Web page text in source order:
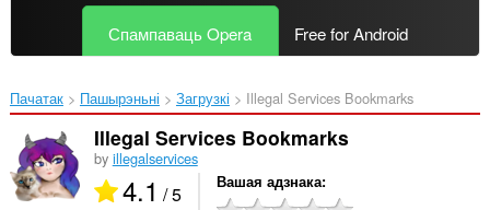
Спампаваць Opera Free for Android
Пачатак Пашырэньні Загрузкі Illegal Services Bookmarks‎
Illegal Services Bookmarks
by illegalservices
4.1 / 5 Вашая адзнака